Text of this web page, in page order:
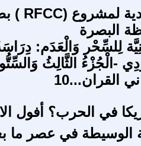
البصرة
لِلسِّحْر وَالْعَدَم:
-الْجُزْءُ الثَّالِثُ
القران...10
في الحرب؟ أفول
الوسيطة في عصر ما بعد